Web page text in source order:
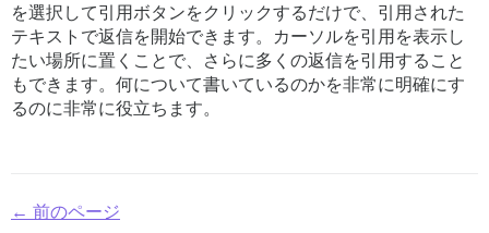
を選択して引用ボタンをクリックするだけで、引用された
テキストで返信を開始できます。カーソルを引用を表示し
たい場所に置くことで、さらに多くの返信を引用すること
もできます。何について書いているのかを非常に明確にす
るのに非常に役立ちます。
← 前のページ